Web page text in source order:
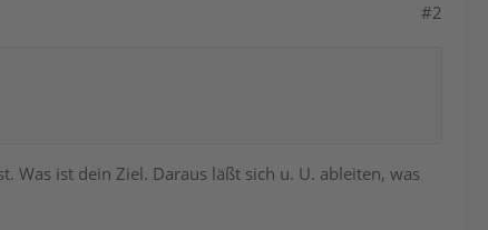
#2
Was ist dein Ziel. Daraus läßt sich u. U. ableiten, was